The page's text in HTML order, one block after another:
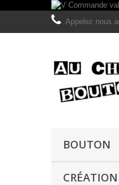
Appelez nous
BOUTON
CRÉATION